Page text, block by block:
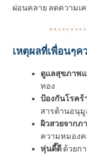
ผ่อนคลาย ลดความเ
เหตุผลที่เพื่อนๆ
ดูแลสุขภาพ
ทอง
ป้องกันโรคร้
สารต้านอนุมู
ผิวสวยจากภ
ความหมองค
หุ่นดี๊ดี ด้วยก